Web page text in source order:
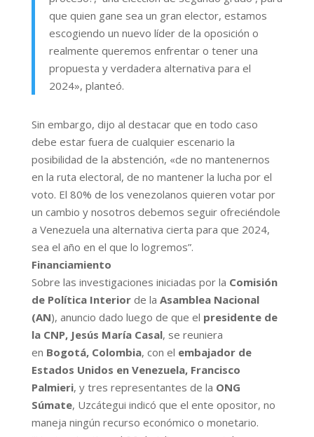
que quien gane sea un gran elector, estamos
escogiendo un nuevo líder de la oposición o
realmente queremos enfrentar o tener una
propuesta y verdadera alternativa para el
2024», planteó.
Sin embargo, dijo al destacar que en todo caso
debe estar fuera de cualquier escenario la
posibilidad de la abstención, «de no mantenernos
en la ruta electoral, de no mantener la lucha por el
voto. El 80% de los venezolanos quieren votar por
un cambio y nosotros debemos seguir ofreciéndole
a Venezuela una alternativa cierta para que 2024,
sea el año en el que lo logremos”.
Financiamiento
Sobre las investigaciones iniciadas por la Comisión
de Política Interiorde la Asamblea Nacional
(AN), anuncio dado luego de que el presidente de
la CNP, Jesús María Casal, se reuniera
en Bogotá, Colombia, con el embajador de
Estados Unidos en Venezuela, Francisco
Palmieri, y tres representantes de la ONG
Súmate, Uzcátegui indicó que el ente opositor, no
maneja ningún recurso económico o monetario.